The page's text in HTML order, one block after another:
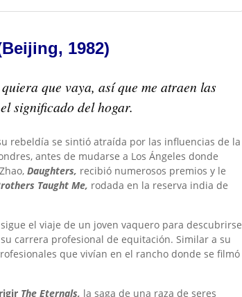
1982)
que vaya, así que me atraen las
significado del hogar.
rebeldía se sintió atraída por las influencias de la
, antes de mudarse a Los Ángeles donde
Daughters, recibió numerosos premios y le
Taught Me, rodada en la reserva india de
el viaje de un joven vaquero para descubrirse
carrera profesional de equitación. Similar a su
que vivían en el rancho donde se filmó
The Eternals, la saga de una raza de seres